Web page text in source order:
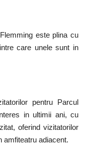
este plina cu
care unele sunt in
pentru Parcul
in ultimii ani, cu
oferind vizitatorilor
amfiteatru adiacent.